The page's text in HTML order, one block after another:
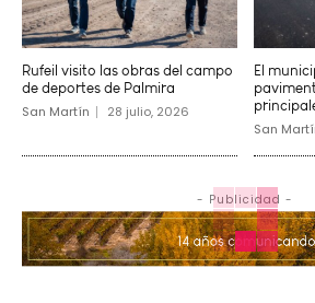
Rufeil visito las obras del campo
de deportes de Palmira
San Martín 28 julio, 2026
El
San
- Publicidad -